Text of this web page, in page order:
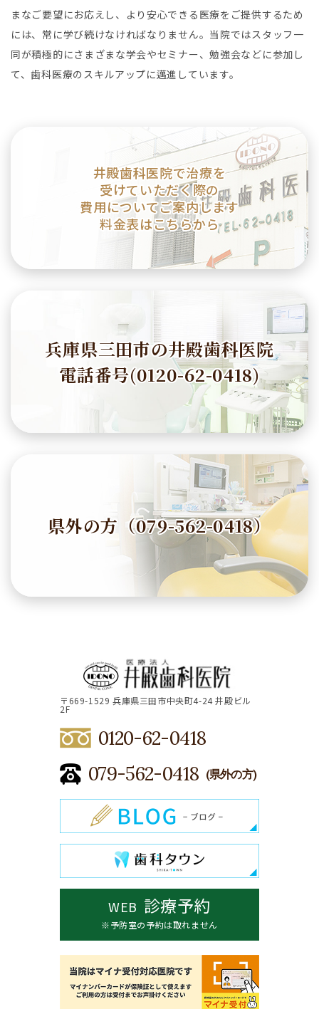
まなご要望にお応えし、より安心できる医療をご提供するため
には、常に学び続けなければなりません。当院ではスタッフ一
同が積極的にさまざまな学会やセミナー、勉強会などに参加し
て、歯科医療のスキルアップに邁進しています。
井殿歯科医院で治療を
受けていただく際の
費用についてご案内します
料金表はこちらから
兵庫県三田市の井殿歯科医院
電話番号(0120-62-0418)
県外の方（079-562-0418）
〒669-1529 兵庫県三田市中央町4-24 井殿ビル
2F
0120-62-0418
079-562-0418 (県外の方)
WEB 診療予約
※予防室の予約は取れません